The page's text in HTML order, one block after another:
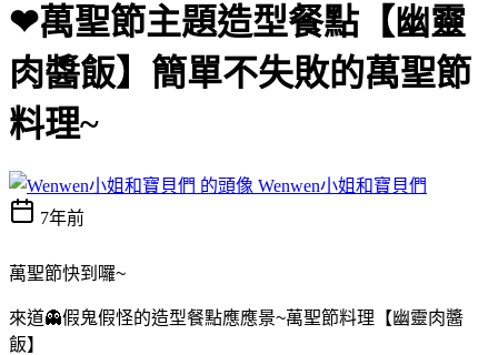
❤萬聖節主題造型餐點【幽靈
肉醬飯】簡單不失敗的萬聖節
料理~
Wenwen小姐和寶貝們
7年前
萬聖節快到囉~
來道👻假鬼假怪的造型餐點應應景~萬聖節料理【幽靈肉醬
飯】